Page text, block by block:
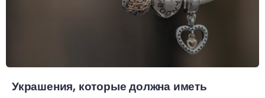
Украшения, которые должна иметь